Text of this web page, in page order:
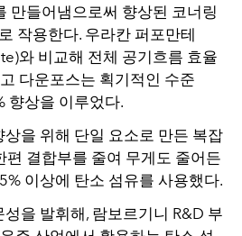
만들어냄으로써 향상된 코너링
작용한다. 우라칸 퍼포만테
와 비교해 전체 공기흐름 효율
다운포스는 획기적인 수준
향상을 이루었다.
상을 위해 단일 요소로 만든 복잡
편 결합부를 줄여 무게도 줄어든
이상에 탄소 섬유를 사용했다.
을 발휘해, 람보르기니 R&D 부